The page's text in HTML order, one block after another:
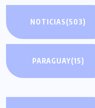
NOTICIAS(503)
PARAGUAY(15)